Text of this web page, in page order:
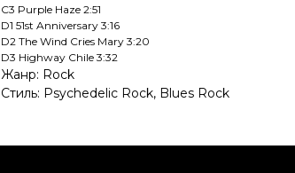
C3 Purple Haze 2:51
D1 51st Anniversary 3:16
D2 The Wind Cries Mary 3:20
D3 Highway Chile 3:32
Жанр: Rock
Стиль: Psychedelic Rock, Blues Rock